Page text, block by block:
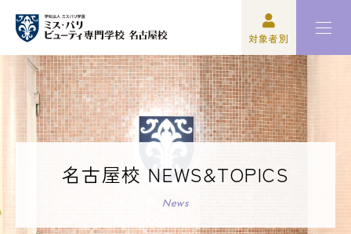
対象者別
高校3年生の方
再進学をご検討の方
保護者の方
ミスパリについて
学科紹介
オープンキャンパス・イベント
名古屋校 NEWS&TOPICS
News